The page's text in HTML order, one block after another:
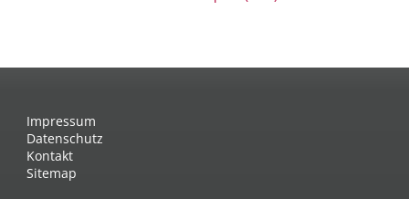
Impressum
Datenschutz
Kontakt
Sitemap